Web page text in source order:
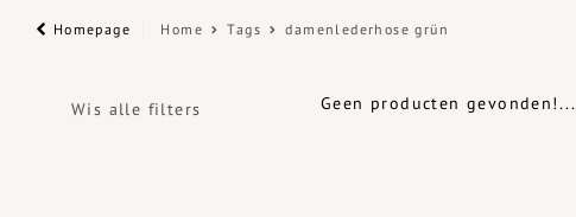
Homepage Home Tags damenlederhose grün
Wis alle filters Geen producten gevonden!...